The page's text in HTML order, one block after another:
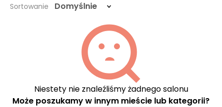
Sortowanie Domyślnie
Niestety nie znaleźliśmy żadnego salonu
Może poszukamy w innym mieście lub kategorii?